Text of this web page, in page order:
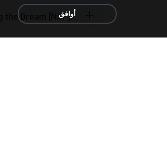
Tomodachi Life Living the Dream [NSP].torrentأوافق